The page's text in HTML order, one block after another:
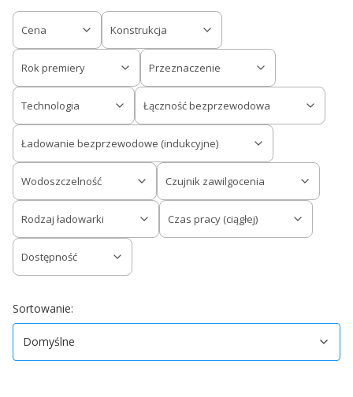
Cena Konstrukcja
Rok premiery Przeznaczenie
Technologia Łączność bezprzewodowa
Ładowanie bezprzewodowe (indukcyjne)
Wodoszczelność Czujnik zawilgocenia
Rodzaj ładowarki Czas pracy (ciągłej)
Dostępność
Sortowanie:
Domyślne